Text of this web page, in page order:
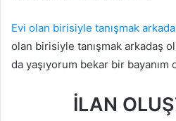
Evi olan birisiyle tanışmak
olan birisiyle tanışmak arkadaş
da yaşıyorum bekar bir
İLAN